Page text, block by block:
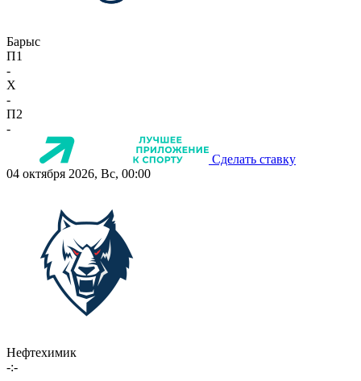
Барыс
П1
-
X
-
П2
-
Сделать ставку
04 октября 2026, Вс, 00:00
Нефтехимик
-:-